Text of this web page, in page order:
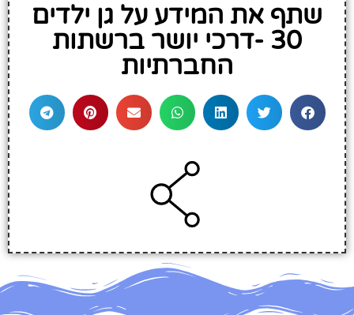
שתף את המידע על גן ילדים
30 -דרכי יושר ברשתות
החברתיות